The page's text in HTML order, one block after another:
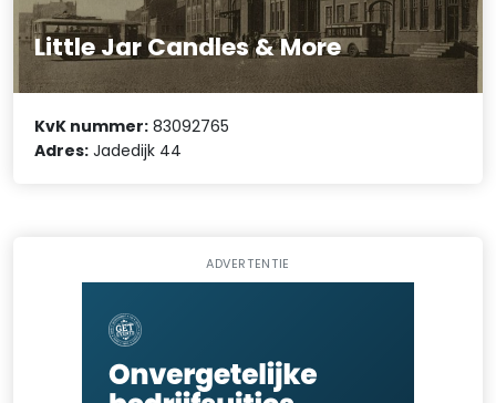
Little Jar Candles & More
KvK nummer: 83092765
Adres: Jadedijk 44
ADVERTENTIE